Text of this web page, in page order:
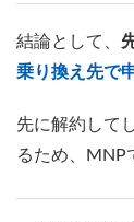
結論として、
乗り換え先で
先に解約して
るため、MNP